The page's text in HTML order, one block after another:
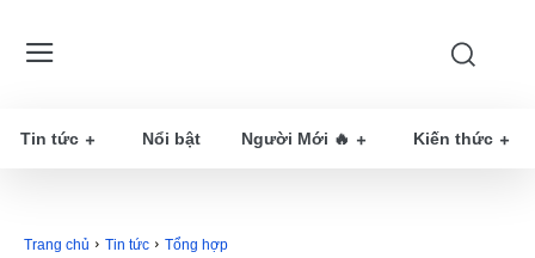
Tin tức Nổi bật Người Mới 🔥 Kiến thức
Trang chủ Tin tức Tổng hợp